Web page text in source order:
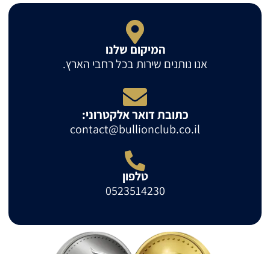
המיקום שלנו
אנו נותנים שירות בכל רחבי הארץ.
כתובת דואר אלקטרוני:
contact@bullionclub.co.il
טלפון
0523514230